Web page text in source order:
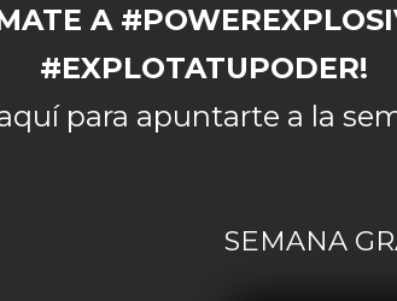
A
#EXPLOTATUPODER!
para apuntarte a la
SEMANA